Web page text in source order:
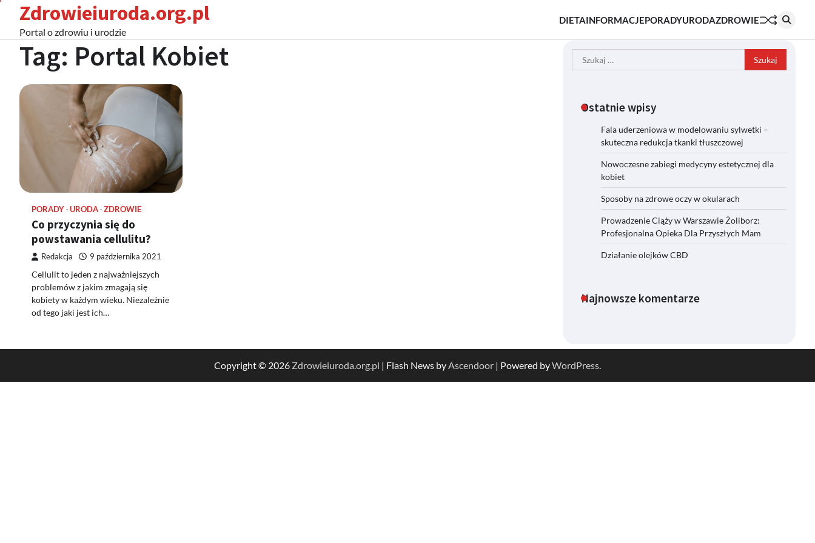
content
Zdrowieiuroda.org.pl
Portal o zdrowiu i urodzie
DIETAINFORMACJEPORADYURODAZDROWIE
Tag: Portal Kobiet
PORADY URODA ZDROWIE
Co przyczynia się do
powstawania cellulitu?
Redakcja 9 października 2021
Cellulit to jeden z najważniejszych
problemów z jakim zmagają się
kobiety w każdym wieku. Niezależnie
od tego jaki jest ich…
Szukaj:
Ostatnie wpisy
Fala uderzeniowa w modelowaniu sylwetki –
skuteczna redukcja tkanki tłuszczowej
Nowoczesne zabiegi medycyny estetycznej dla
kobiet
Sposoby na zdrowe oczy w okularach
Prowadzenie Ciąży w Warszawie Żoliborz:
Profesjonalna Opieka Dla Przyszłych Mam
Działanie olejków CBD
Najnowsze komentarze
Copyright © 2026 Zdrowieiuroda.org.pl | Flash News byAscendoor | Powered byWordPress.